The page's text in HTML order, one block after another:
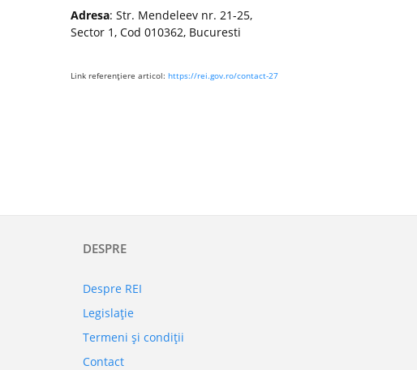
Adresa: Str. Mendeleev nr. 21-25,
Sector 1, Cod 010362, Bucuresti
Link referenţiere articol: https://rei.gov.ro/contact-27
DESPRE
Despre REI
Legislaţie
Termeni şi condiţii
Contact